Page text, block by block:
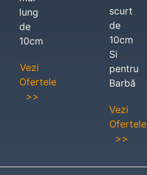
lung
de
10cm
Vezi
Ofertele
>>
scurt
de
10cm
Si
pentru
Barbă
Vezi
Ofertele
>>